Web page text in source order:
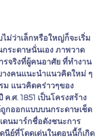
ม่ว่าเล็กหรือใหญ่ก็จะเริ่ม
กระดาษนั่นเอง ภาพวาด
จริงที่ผู้คนอาศัย ที่ทำงาน
งคนแนะนำแนวคิดใหม่ ๆ
ม แนวคิดคร่าวๆของ
.ศ. 1851 เป็นโครงสร้าง
กออกแบบบนกระดาษเช็ด
ดนมาร์กชื่อดังชนะการ
นีย์ที่โดดเด่นในตอนนี้ก็เกิด